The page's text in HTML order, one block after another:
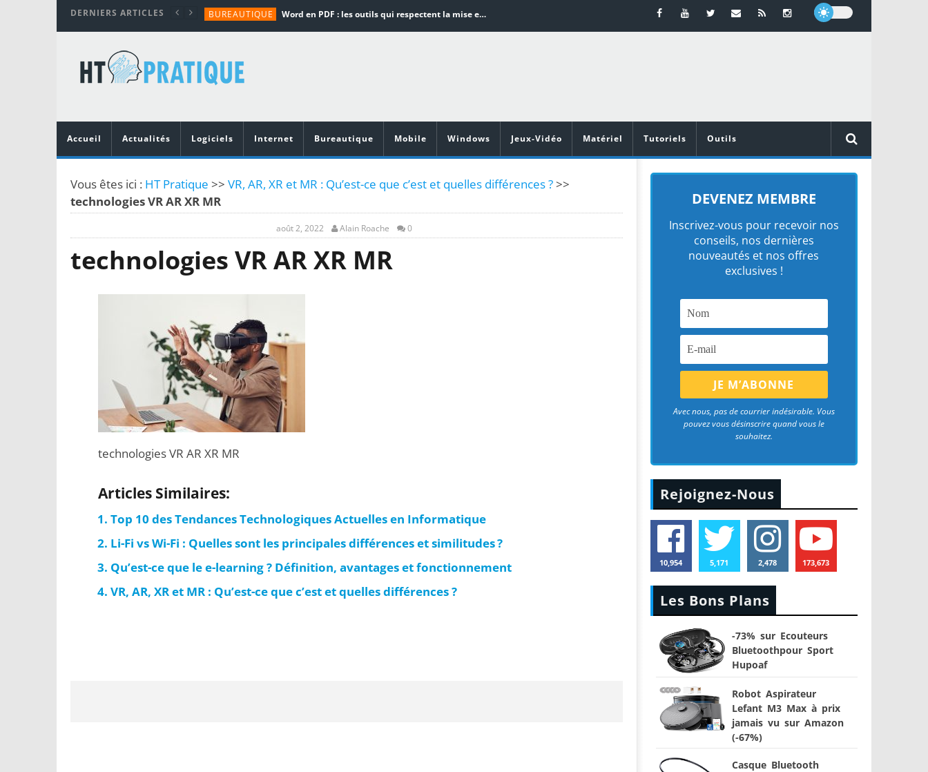
DERNIERS ARTICLES BUREAUTIQUE Word en PDF : les outils qui respectent la mise en page
TUTORIALS
MATÉRIEL
Vidéoprojecteurs Asus : Top 6 des meilleurs modèles de la marque
Accueil
Actualités Logiciels Internet Bureautique Mobile Windows Jeux-Vidéo Matériel Tutoriels Outils
Vous êtes ici : HT Pratique >> VR, AR, XR et MR : Qu’est-ce que c’est et quelles différences ?>>
technologies VR AR XR MR
août 2, 2022 Alain Roache 0
technologies VR AR XR MR
technologies VR AR XR MR
Articles Similaires:
Top 10 des Tendances Technologiques Actuelles en Informatique
Li-Fi vs Wi-Fi : Quelles sont les principales différences et similitudes ?
Qu’est-ce que le e-learning ? Définition, avantages et fonctionnement
VR, AR, XR et MR : Qu’est-ce que c’est et quelles différences ?
DEVENEZ MEMBRE
Inscrivez-vous pour recevoir nos
conseils, nos dernières
nouveautés et nos offres
exclusives !
Avec nous, pas de courrier indésirable. Vous
pouvez vous désinscrire quand vous le
souhaitez.
Rejoignez-Nous
10,954 5,171 2,478 173,673
Les Bons Plans
-73% sur Ecouteurs
Bluetoothpour Sport
Hupoaf
Robot Aspirateur
Lefant M3 Max à prix
jamais vu sur Amazon
(-67%)
Casque Bluetooth